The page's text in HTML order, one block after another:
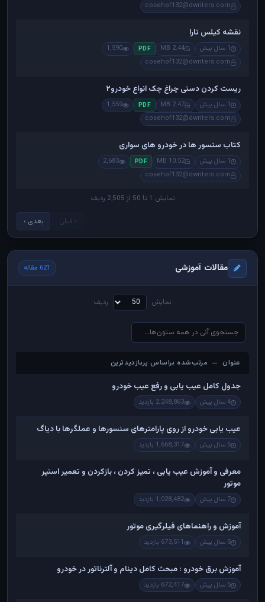
cosehof132@dwriters.com
نقشه کیلس تارا
1 سال پیش 2.44 MB
PDF
1,590
cosehof132@dwriters.com
ریست کردن دستی چراغ چک انواع خودرو۲
1 سال پیش 2.47 MB
PDF
1,559
cosehof132@dwriters.com
کتاب سنسور ها در خودرو های سواری
1 سال پیش 10.52 MB
PDF
2,683
cosehof132@dwriters.com
نمایش 1 تا 50 از 2,505 ردیف
‹ قبلی بعدی ›
مقالات آموزشی 621 مقاله
نمایش ردیف
عنوان — مرتب‌شده براساس پربازدیدترین
عنوان — مرتب‌شده براساس پربازدیدترین
جدول کامل عیب یابی و رفع عیب خودرو
4 سال پیش 2,248,863 بازدید
عیب یابی خودرو از روی پارامترهای سنسورها و عملگرها با دیاگ
5 سال پیش 1,668,317 بازدید
معرفی و آموزش عیب یابی ، تمیز کردن ، بازکردن و تعمیر استپر
موتور
7 سال پیش 1,028,482 بازدید
آموزش و راهنماهای فیلرگیری موتور
5 سال پیش 673,511 بازدید
آموزش برق خودرو : مبحث کامل دینام و آلترناتور در خودرو
5 سال پیش 672,417 بازدید